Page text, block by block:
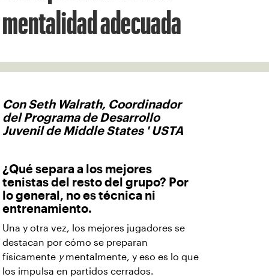
mentalidad adecuada
Con Seth Walrath, Coordinador
del Programa de Desarrollo
Juvenil de Middle States ' USTA
¿Qué separa a los mejores
tenistas del resto del grupo? Por
lo general, no es técnica ni
entrenamiento.
Una y otra vez, los mejores jugadores se
destacan por cómo se preparan
físicamente ymentalmente, y eso es lo que
los impulsa en partidos cerrados.